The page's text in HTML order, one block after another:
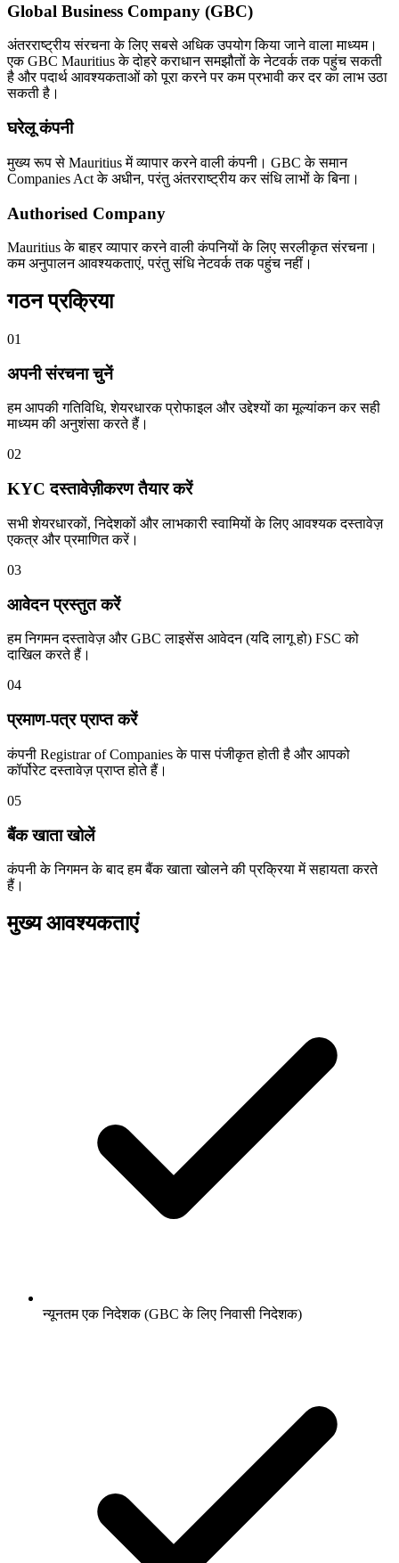
Global Business Company (GBC)
अंतरराष्ट्रीय संरचना के लिए सबसे अधिक उपयोग किया जाने वाला माध्यम।
एक GBC Mauritius के दोहरे कराधान समझौतों के नेटवर्क तक पहुंच सकती
है और पदार्थ आवश्यकताओं को पूरा करने पर कम प्रभावी कर दर का लाभ उठा
सकती है।
घरेलू कंपनी
मुख्य रूप से Mauritius में व्यापार करने वाली कंपनी। GBC के समान
Companies Act के अधीन, परंतु अंतरराष्ट्रीय कर संधि लाभों के बिना।
Authorised Company
Mauritius के बाहर व्यापार करने वाली कंपनियों के लिए सरलीकृत संरचना।
कम अनुपालन आवश्यकताएं, परंतु संधि नेटवर्क तक पहुंच नहीं।
गठन प्रक्रिया
01
अपनी संरचना चुनें
हम आपकी गतिविधि, शेयरधारक प्रोफाइल और उद्देश्यों का मूल्यांकन कर सही
माध्यम की अनुशंसा करते हैं।
02
KYC दस्तावेज़ीकरण तैयार करें
सभी शेयरधारकों, निदेशकों और लाभकारी स्वामियों के लिए आवश्यक दस्तावेज़
एकत्र और प्रमाणित करें।
03
आवेदन प्रस्तुत करें
हम निगमन दस्तावेज़ और GBC लाइसेंस आवेदन (यदि लागू हो) FSC को
दाखिल करते हैं।
04
प्रमाण-पत्र प्राप्त करें
कंपनी Registrar of Companies के पास पंजीकृत होती है और आपको
कॉर्पोरेट दस्तावेज़ प्राप्त होते हैं।
05
बैंक खाता खोलें
कंपनी के निगमन के बाद हम बैंक खाता खोलने की प्रक्रिया में सहायता करते
हैं।
मुख्य आवश्यकताएं
न्यूनतम एक निदेशक (GBC के लिए निवासी निदेशक)